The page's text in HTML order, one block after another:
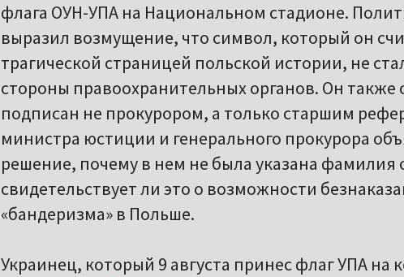
флага ОУН-УПА на Национальном стадионе.
выразил возмущение, что символ, который он
трагической страницей польской истории, не
стороны правоохранительных органов. Он также
подписан не прокурором, а только старшим
министра юстиции и генерального прокурора
решение, почему в нем не была указана фамилия
свидетельствует ли это о возможности
«бандеризма» в Польше.
Украинец, который 9 августа принес флаг УПА на